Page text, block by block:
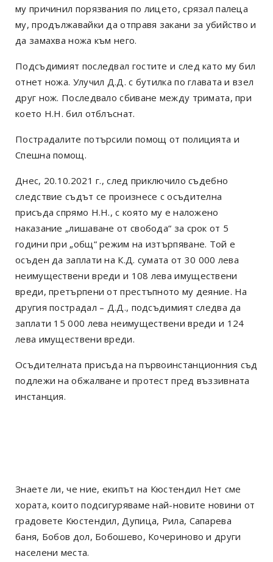
му причинил порязвания по лицето, срязал палеца
му, продължавайки да отправя закани за убийство и
да замахва ножа към него.
Подсъдимият последвал гостите и след като му бил
отнет ножа. Улучил Д.Д. с бутилка по главата и взел
друг нож. Последвало сбиване между тримата, при
което Н.Н. бил отблъснат.
Пострадалите потърсили помощ от полицията и
Спешна помощ.
Днес, 20.10.2021 г., след приключило съдебно
следствие съдът се произнесе с осъдителна
присъда спрямо Н.Н., с която му е наложено
наказание „лишаване от свобода“ за срок от 5
години при „общ“ режим на изтърпяване. Той е
осъден да заплати на К.Д. сумата от 30 000 лева
неимуществени вреди и 108 лева имуществени
вреди, претърпени от престъпното му деяние. На
другия пострадал – Д.Д., подсъдимият следва да
заплати 15 000 лева неимуществени вреди и 124
лева имуществени вреди.
Осъдителната присъда на първоинстанционния съд
подлежи на обжалване и протест пред въззивната
инстанция.
Знаете ли, че ние, екипът на Кюстендил Нет сме
хората, които подсигуряваме най-новите новини от
градовете Кюстендил, Дупица, Рила, Сапарева
баня, Бобов дол, Бобошево, Кочериново и други
населени места.